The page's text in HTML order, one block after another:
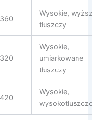
360
Wysokie,
tłuszczy
320
Wysokie,
umiarkowane
tłuszczy
420
Wysokie,